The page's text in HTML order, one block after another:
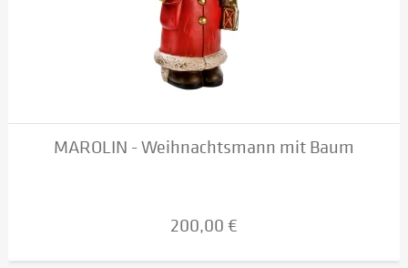
MAROLIN - Weihnachtsmann mit Baum
200,00 €